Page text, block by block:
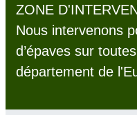
ZONE
Nous intervenons
d’épaves sur
département de